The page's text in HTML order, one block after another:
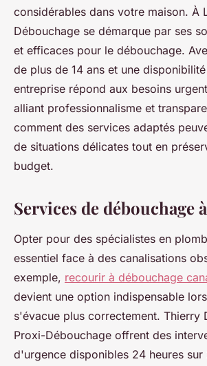
considérables dans votre maison. À
Débouchage se démarque par ses
et efficaces pour le débouchage.
de plus de 14 ans et une
entreprise répond aux besoins
alliant professionnalisme et
comment des services adaptés
de situations délicates tout en
budget.
Services de débouchage
Opter pour des spécialistes en
essentiel face à des canalisations
exemple, recourir à débouchage
devient une option indispensable
s'évacue plus correctement. Thierry
Proxi-Débouchage offrent des
d'urgence disponibles 24 heures sur